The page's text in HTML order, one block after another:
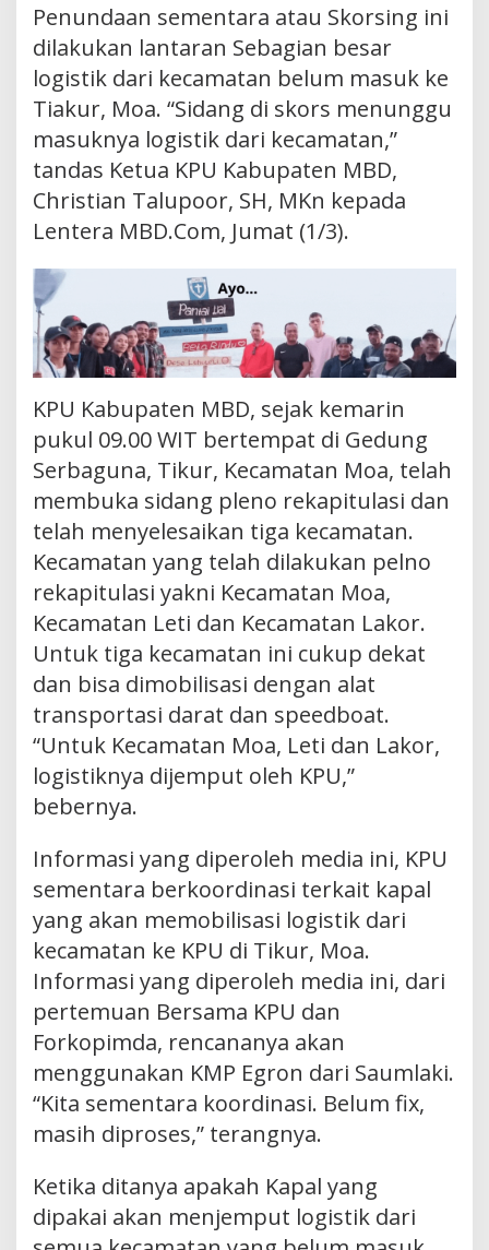
Penundaan sementara atau Skorsing ini
dilakukan lantaran Sebagian besar
logistik dari kecamatan belum masuk ke
Tiakur, Moa. “Sidang di skors menunggu
masuknya logistik dari kecamatan,”
tandas Ketua KPU Kabupaten MBD,
Christian Talupoor, SH, MKn kepada
Lentera MBD.Com, Jumat (1/3).
KPU Kabupaten MBD, sejak kemarin
pukul 09.00 WIT bertempat di Gedung
Serbaguna, Tikur, Kecamatan Moa, telah
membuka sidang pleno rekapitulasi dan
telah menyelesaikan tiga kecamatan.
Kecamatan yang telah dilakukan pelno
rekapitulasi yakni Kecamatan Moa,
Kecamatan Leti dan Kecamatan Lakor.
Untuk tiga kecamatan ini cukup dekat
dan bisa dimobilisasi dengan alat
transportasi darat dan speedboat.
“Untuk Kecamatan Moa, Leti dan Lakor,
logistiknya dijemput oleh KPU,”
bebernya.
Informasi yang diperoleh media ini, KPU
sementara berkoordinasi terkait kapal
yang akan memobilisasi logistik dari
kecamatan ke KPU di Tikur, Moa.
Informasi yang diperoleh media ini, dari
pertemuan Bersama KPU dan
Forkopimda, rencananya akan
menggunakan KMP Egron dari Saumlaki.
“Kita sementara koordinasi. Belum fix,
masih diproses,” terangnya.
Ketika ditanya apakah Kapal yang
dipakai akan menjemput logistik dari